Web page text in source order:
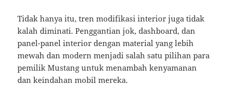
Tidak hanya itu, tren modifikasi interior juga tidak
kalah diminati. Penggantian jok, dashboard, dan
panel-panel interior dengan material yang lebih
mewah dan modern menjadi salah satu pilihan para
pemilik Mustang untuk menambah kenyamanan
dan keindahan mobil mereka.